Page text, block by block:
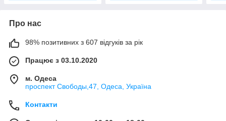
Про нас
98% позитивних з 607 відгуків за рік
Працює з 03.10.2020
м. Одеса
проспект Свободы,47, Одеса, Україна
Контакти